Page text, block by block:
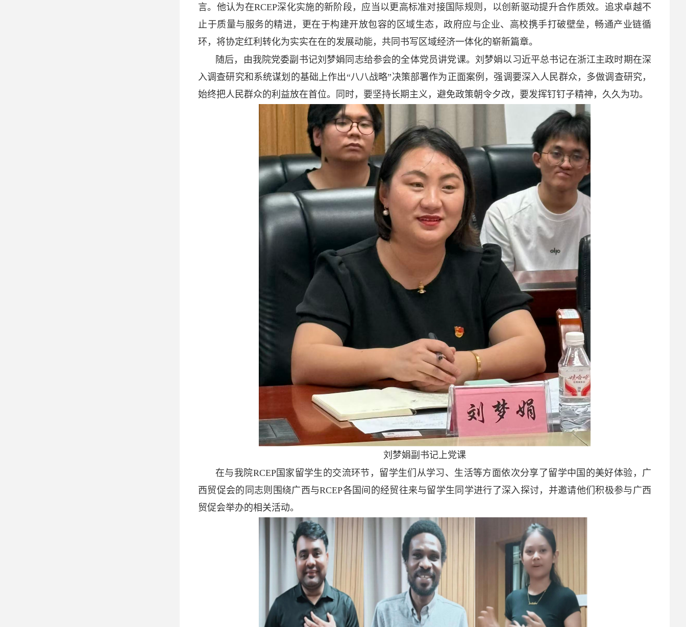
言。他认为在RCEP深化实施的新阶段，应当以更高标准对接国际规则，以创新驱动提升合作质效。追求卓越不
止于质量与服务的精进，更在于构建开放包容的区域生态，政府应与企业、高校携手打破壁垒，畅通产业链循
环，将协定红利转化为实实在在的发展动能，共同书写区域经济一体化的崭新篇章。
随后，由我院党委副书记刘梦娟同志给参会的全体党员讲党课。刘梦娟以习近平总书记在浙江主政时期在深
入调查研究和系统谋划的基础上作出“八八战略”决策部署作为正面案例，强调要深入人民群众，多做调查研究，
始终把人民群众的利益放在首位。同时，要坚持长期主义，避免政策朝令夕改，要发挥钉钉子精神，久久为功。
刘梦娟副书记上党课
在与我院RCEP国家留学生的交流环节，留学生们从学习、生活等方面依次分享了留学中国的美好体验，广
西贸促会的同志则围绕广西与RCEP各国间的经贸往来与留学生同学进行了深入探讨，并邀请他们积极参与广西
贸促会举办的相关活动。